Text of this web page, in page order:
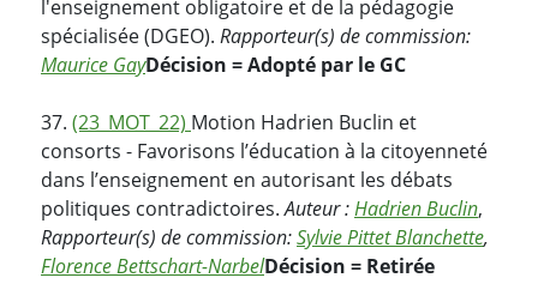
l'enseignement obligatoire et de la pédagogie
spécialisée (DGEO). Rapporteur(s) de commission:
Maurice GayDécision = Adopté par le GC
37. (23_MOT_22) Motion Hadrien Buclin et
consorts - Favorisons l’éducation à la citoyenneté
dans l’enseignement en autorisant les débats
politiques contradictoires.Auteur :Hadrien Buclin,
Rapporteur(s) de commission:Sylvie Pittet Blanchette,
Florence Bettschart-NarbelDécision = Retirée